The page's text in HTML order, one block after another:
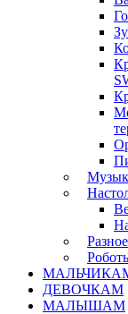
ДЕВОЧКАМ
МАЛЫШАМ